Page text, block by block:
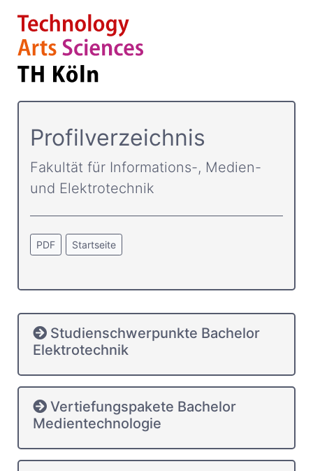
Profilverzeichnis
Fakultät für Informations-, Medien-
und Elektrotechnik
PDF Startseite
Studienschwerpunkte Bachelor
Elektrotechnik
Vertiefungspakete Bachelor
Medientechnologie